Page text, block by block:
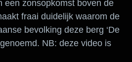
een zonsopkomst boven de
fraai duidelijk waarom de
bevolking deze berg ‘De
NB: deze video is